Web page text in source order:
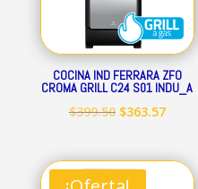
COCINA IND FERRARA ZFO
CROMA GRILL C24 S01 INDU_A
$399.50 El
original
era:
$363.57El
actual